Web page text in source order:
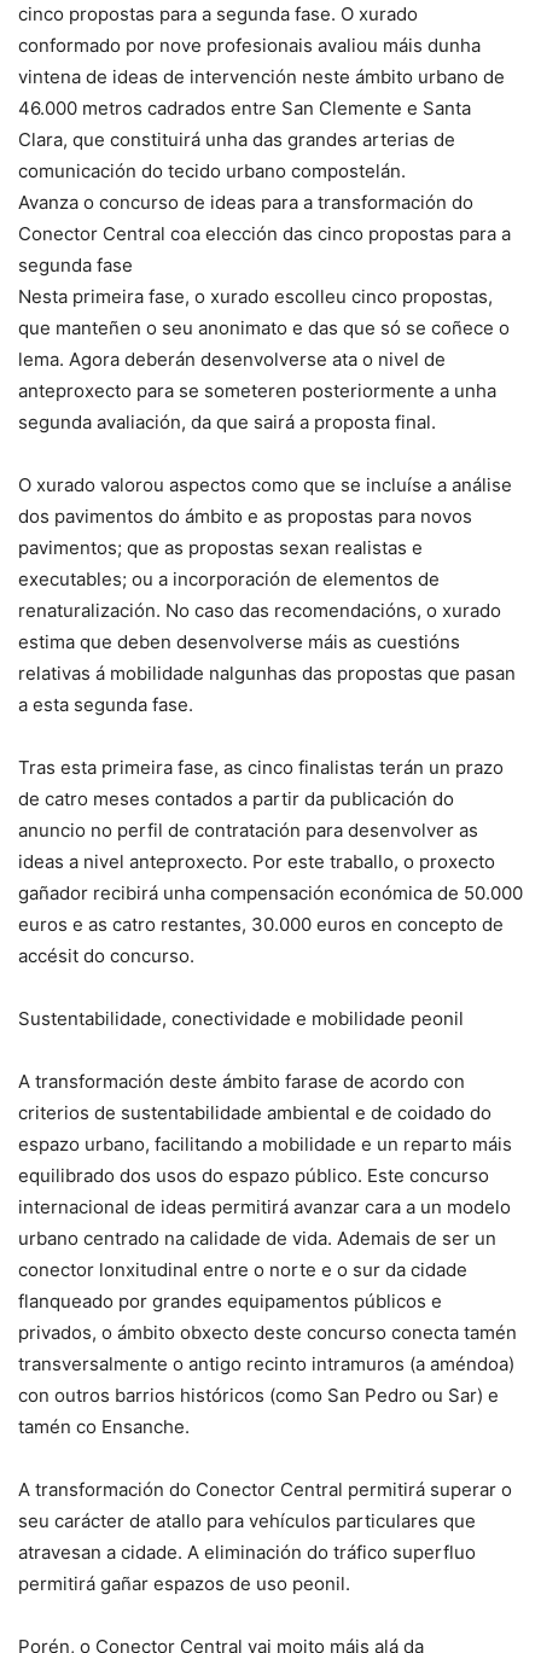
cinco propostas para a segunda fase. O xurado
conformado por nove profesionais avaliou máis dunha
vintena de ideas de intervención neste ámbito urbano de
46.000 metros cadrados entre San Clemente e Santa
Clara, que constituirá unha das grandes arterias de
comunicación do tecido urbano compostelán.
Avanza o concurso de ideas para a transformación do
Conector Central coa elección das cinco propostas para a
segunda fase
Nesta primeira fase, o xurado escolleu cinco propostas,
que manteñen o seu anonimato e das que só se coñece o
lema. Agora deberán desenvolverse ata o nivel de
anteproxecto para se someteren posteriormente a unha
segunda avaliación, da que sairá a proposta final.
O xurado valorou aspectos como que se incluíse a análise
dos pavimentos do ámbito e as propostas para novos
pavimentos; que as propostas sexan realistas e
executables; ou a incorporación de elementos de
renaturalización. No caso das recomendacións, o xurado
estima que deben desenvolverse máis as cuestións
relativas á mobilidade nalgunhas das propostas que pasan
a esta segunda fase.
Tras esta primeira fase, as cinco finalistas terán un prazo
de catro meses contados a partir da publicación do
anuncio no perfil de contratación para desenvolver as
ideas a nivel anteproxecto. Por este traballo, o proxecto
gañador recibirá unha compensación económica de 50.000
euros e as catro restantes, 30.000 euros en concepto de
accésit do concurso.
Sustentabilidade, conectividade e mobilidade peonil
A transformación deste ámbito farase de acordo con
criterios de sustentabilidade ambiental e de coidado do
espazo urbano, facilitando a mobilidade e un reparto máis
equilibrado dos usos do espazo público. Este concurso
internacional de ideas permitirá avanzar cara a un modelo
urbano centrado na calidade de vida. Ademais de ser un
conector lonxitudinal entre o norte e o sur da cidade
flanqueado por grandes equipamentos públicos e
privados, o ámbito obxecto deste concurso conecta tamén
transversalmente o antigo recinto intramuros (a améndoa)
con outros barrios históricos (como San Pedro ou Sar) e
tamén co Ensanche.
A transformación do Conector Central permitirá superar o
seu carácter de atallo para vehículos particulares que
atravesan a cidade. A eliminación do tráfico superfluo
permitirá gañar espazos de uso peonil.
Porén, o Conector Central vai moito máis alá da